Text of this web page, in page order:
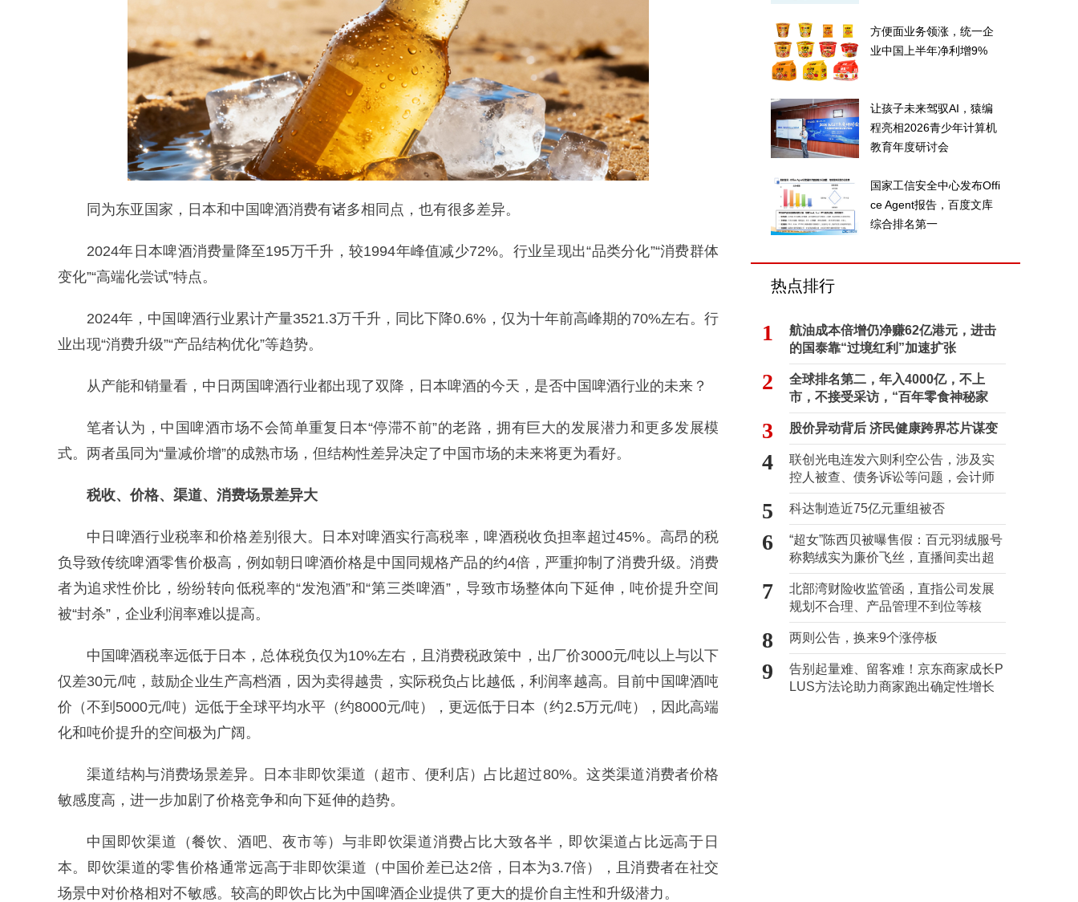
同为东亚国家，日本和中国啤酒消费有诸多相同点，也有很多差异。
2024年日本啤酒消费量降至195万千升，较1994年峰值减少72%。行业呈现出“品类分化”“消费群体
变化”“高端化尝试”特点。
2024年，中国啤酒行业累计产量‌3521.3万千升‌，同比下降0.6%，仅为十年前高峰期的70%左右。行
业出现“消费升级”“产品结构优化”等趋势。
从产能和销量看，中日两国啤酒行业都出现了双降，日本啤酒的今天，是否中国啤酒行业的未来？
笔者认为，中国啤酒市场不会简单重复日本“停滞不前”的老路，拥有巨大的发展潜力和更多发展模
式。两者虽同为“量减价增”的成熟市场，但结构性差异决定了中国市场的未来将更为看好。
税收、价格、渠道、消费场景差异大
中日啤酒行业税率和价格差别很大。日本对啤酒实行高税率，啤酒税收负担率超过45%。高昂的税
负导致传统啤酒零售价极高，例如朝日啤酒价格是中国同规格产品的约4倍，严重抑制了消费升级。消费
者为追求性价比，纷纷转向低税率的“发泡酒”和“第三类啤酒”，导致市场整体向下延伸，吨价提升空间
被“封杀”，企业利润率难以提高。
中国啤酒税率远低于日本，总体税负仅为10%左右，且消费税政策中，出厂价3000元/吨以上与以下
仅差30元/吨，鼓励企业生产高档酒，因为卖得越贵，实际税负占比越低，利润率越高。目前中国啤酒吨
价（不到5000元/吨）远低于全球平均水平（约8000元/吨），更远低于日本（约2.5万元/吨），因此高端
化和吨价提升的空间极为广阔。
渠道结构与消费场景差异。日本非即饮渠道（超市、便利店）占比超过80%。这类渠道消费者价格
敏感度高，进一步加剧了价格竞争和向下延伸的趋势。
中国即饮渠道（餐饮、酒吧、夜市等）与非即饮渠道消费占比大致各半，即饮渠道占比远高于日
本。即饮渠道的零售价格通常远高于非即饮渠道（中国价差已达2倍，日本为3.7倍），且消费者在社交
场景中对价格相对不敏感。较高的即饮占比为中国啤酒企业提供了更大的提价自主性和升级潜力。
方便面业务领涨，统一企
业中国上半年净利增9%
让孩子未来驾驭AI，猿编
程亮相2026青少年计算机
教育年度研讨会
国家工信安全中心发布Offi
ce Agent报告，百度文库
综合排名第一
热点排行
1
航油成本倍增仍净赚62亿港元，进击
的国泰靠“过境红利”加速扩张
2
全球排名第二，年入4000亿，不上
市，不接受采访，“百年零食神秘家
族”浮出水面？
3 股价异动背后 济民健康跨界芯片谋变
4
联创光电连发六则利空公告，涉及实
控人被查、债务诉讼等问题，会计师
事务所曾出具“保留意见”
5 科达制造近75亿元重组被否
6
“超女”陈西贝被曝售假：百元羽绒服号
称鹅绒实为廉价飞丝，直播间卖出超
百万元
7
北部湾财险收监管函，直指公司发展
规划不合理、产品管理不到位等核
心“痛点”
8 两则公告，换来9个涨停板
9
告别起量难、留客难！京东商家成长P
LUS方法论助力商家跑出确定性增长